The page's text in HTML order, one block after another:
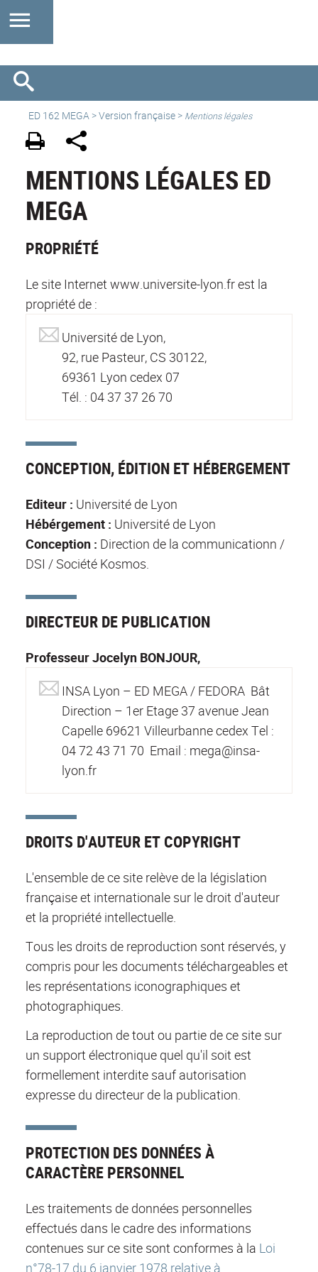
ED 162 MEGA >Version française > Mentions légales
MENTIONS LÉGALES ED
MEGA
PROPRIÉTÉ
Le site Internet www.universite-lyon.fr est la
propriété de :
Université de Lyon,
92, rue Pasteur, CS 30122,
69361 Lyon cedex 07
Tél. : 04 37 37 26 70
CONCEPTION, ÉDITION ET HÉBERGEMENT
Editeur : Université de Lyon
Hébérgement : Université de Lyon
Conception : Direction de la communicationn /
DSI / Société Kosmos.
DIRECTEUR DE PUBLICATION
Professeur Jocelyn BONJOUR,
INSA Lyon – ED MEGA / FEDORA Bât
Direction – 1er Etage 37 avenue Jean
Capelle 69621 Villeurbanne cedex Tel :
04 72 43 71 70 Email : mega@insa-
lyon.fr
DROITS D'AUTEUR ET COPYRIGHT
L'ensemble de ce site relève de la législation
française et internationale sur le droit d'auteur
et la propriété intellectuelle.
Tous les droits de reproduction sont réservés, y
compris pour les documents téléchargeables et
les représentations iconographiques et
photographiques.
La reproduction de tout ou partie de ce site sur
un support électronique quel qu'il soit est
formellement interdite sauf autorisation
expresse du directeur de la publication.
PROTECTION DES DONNÉES À
CARACTÈRE PERSONNEL
Les traitements de données personnelles
effectués dans le cadre des informations
contenues sur ce site sont conformes à la Loi
n°78-17 du 6 janvier 1978 relative à